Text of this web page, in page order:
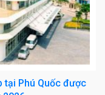
tại Phú Quốc được